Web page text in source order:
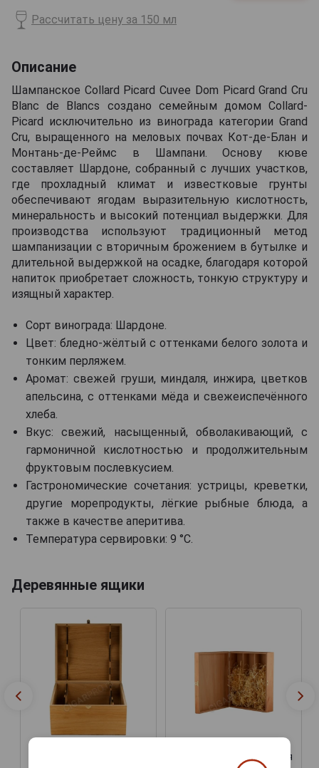
Рассчитать цену за 150 мл
Описание
Шампанское Collard Picard Cuvee Dom Picard Grand Cru
Blanc de Blancs создано семейным домом Collard-
Picard исключительно из винограда категории Grand
Cru, выращенного на меловых почвах Кот-де-Блан и
Монтань-де-Реймс в Шампани. Основу кюве
составляет Шардоне, собранный с лучших участков,
где прохладный климат и известковые грунты
обеспечивают ягодам выразительную кислотность,
минеральность и высокий потенциал выдержки. Для
производства используют традиционный метод
шампанизации с вторичным брожением в бутылке и
длительной выдержкой на осадке, благодаря которой
напиток приобретает сложность, тонкую структуру и
изящный характер.
Сорт винограда: Шардоне.
Цвет: бледно-жёлтый с оттенками белого золота и
тонким перляжем.
Аромат: свежей груши, миндаля, инжира, цветков
апельсина, с оттенками мёда и свежеиспечённого
хлеба.
Вкус: свежий, насыщенный, обволакивающий, с
гармоничной кислотностью и продолжительным
фруктовым послевкусием.
Гастрономические сочетания: устрицы, креветки,
другие морепродукты, лёгкие рыбные блюда, а
также в качестве аперитива.
Температура сервировки: 9 °C.
Деревянные ящики
Подарочная коробка для